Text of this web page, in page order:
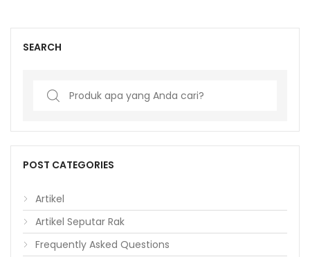
SEARCH
Search
POST CATEGORIES
Artikel
Artikel Seputar Rak
Frequently Asked Questions